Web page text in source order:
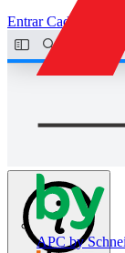
APC by
EntrarCadastrar